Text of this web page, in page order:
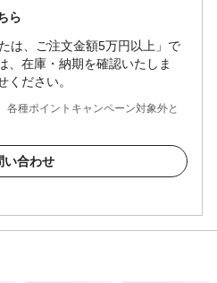
ら
は、ご注文金額5万円以上」で
、在庫・納期を確認いたしま
ください。
種ポイントキャンペーン対象外と
い合わせ